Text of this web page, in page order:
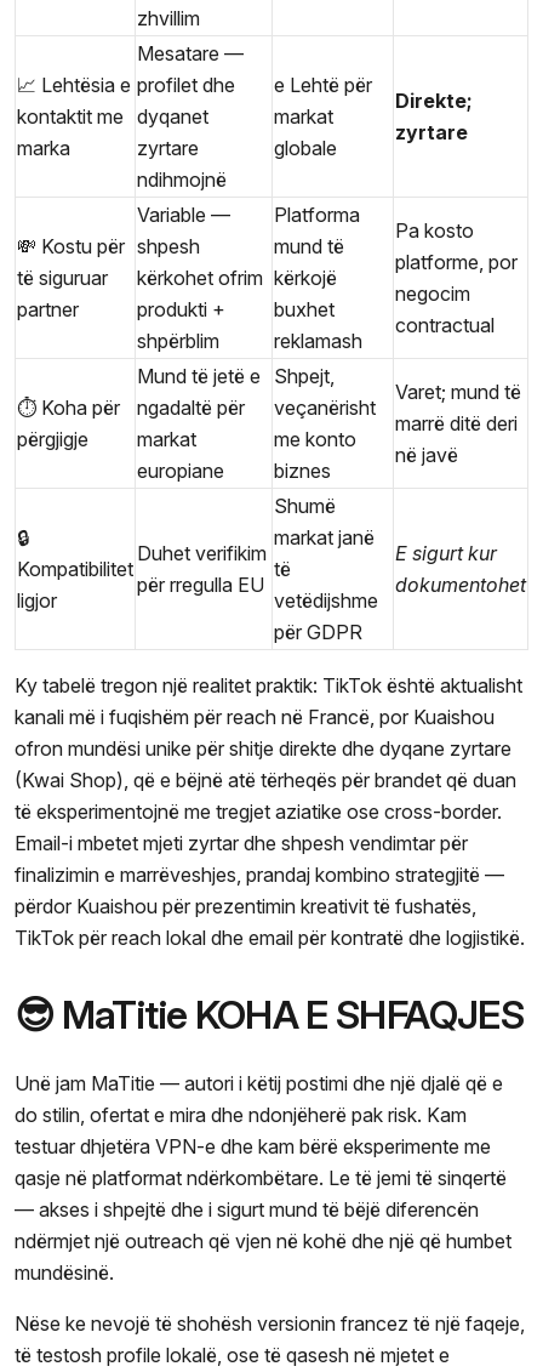
zhvillim
📈 Lehtësia e
kontaktit me
marka
Mesatare —
profilet dhe
dyqanet
zyrtare
ndihmojnë
e Lehtë për
markat
globale
Direkte;
zyrtare
💸 Kostu për
të siguruar
partner
Variable —
shpesh
kërkohet ofrim
produkti +
shpërblim
Platforma
mund të
kërkojë
buxhet
reklamash
Pa kosto
platforme, por
negocim
contractual
⏱️ Koha për
përgjigje
Mund të jetë e
ngadaltë për
markat
europiane
Shpejt,
veçanërisht
me konto
biznes
Varet; mund të
marrë ditë deri
në javë
🔒
Kompatibilitet
ligjor
Duhet verifikim
për rregulla EU
Shumë
markat janë
të
vetëdijshme
për GDPR
E sigurt kur
dokumentohet
Ky tabelë tregon një realitet praktik: TikTok është aktualisht
kanali më i fuqishëm për reach në Francë, por Kuaishou
ofron mundësi unike për shitje direkte dhe dyqane zyrtare
(Kwai Shop), që e bëjnë atë tërheqës për brandet që duan
të eksperimentojnë me tregjet aziatike ose cross-border.
Email-i mbetet mjeti zyrtar dhe shpesh vendimtar për
finalizimin e marrëveshjes, prandaj kombino strategjitë —
përdor Kuaishou për prezentimin kreativit të fushatës,
TikTok për reach lokal dhe email për kontratë dhe logjistikë.
😎 MaTitie KOHA E SHFAQJES
Unë jam MaTitie — autori i këtij postimi dhe një djalë që e
do stilin, ofertat e mira dhe ndonjëherë pak risk. Kam
testuar dhjetëra VPN-e dhe kam bërë eksperimente me
qasje në platformat ndërkombëtare. Le të jemi të sinqertë
— akses i shpejtë dhe i sigurt mund të bëjë diferencën
ndërmjet një outreach që vjen në kohë dhe një që humbet
mundësinë.
Nëse ke nevojë të shohësh versionin francez të një faqeje,
të testosh profile lokalë, ose të qasesh në mjetet e